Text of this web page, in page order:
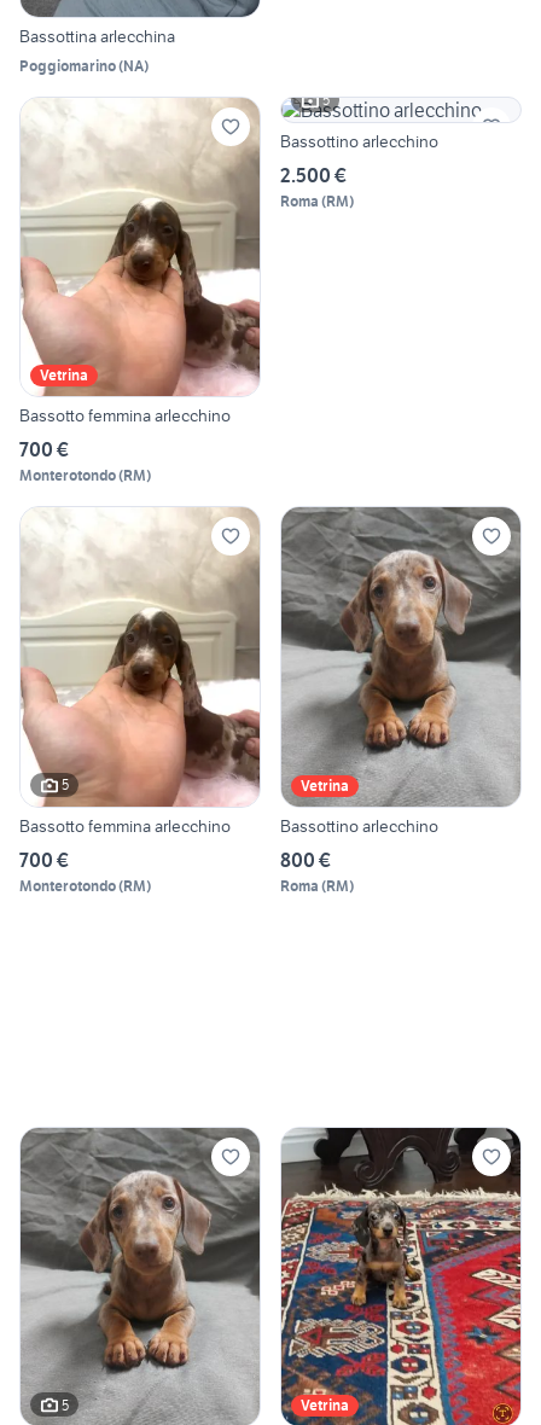
Bassottina arlecchina
Poggiomarino(NA)
Vetrina
Bassotto femmina arlecchino
700 €
Monterotondo(RM)
5
Bassottino arlecchino
2.500 €
Roma (RM)
5
Bassotto femmina arlecchino
700 €
Monterotondo(RM)
Vetrina
Bassottino arlecchino
800 €
Roma (RM)
5 Vetrina